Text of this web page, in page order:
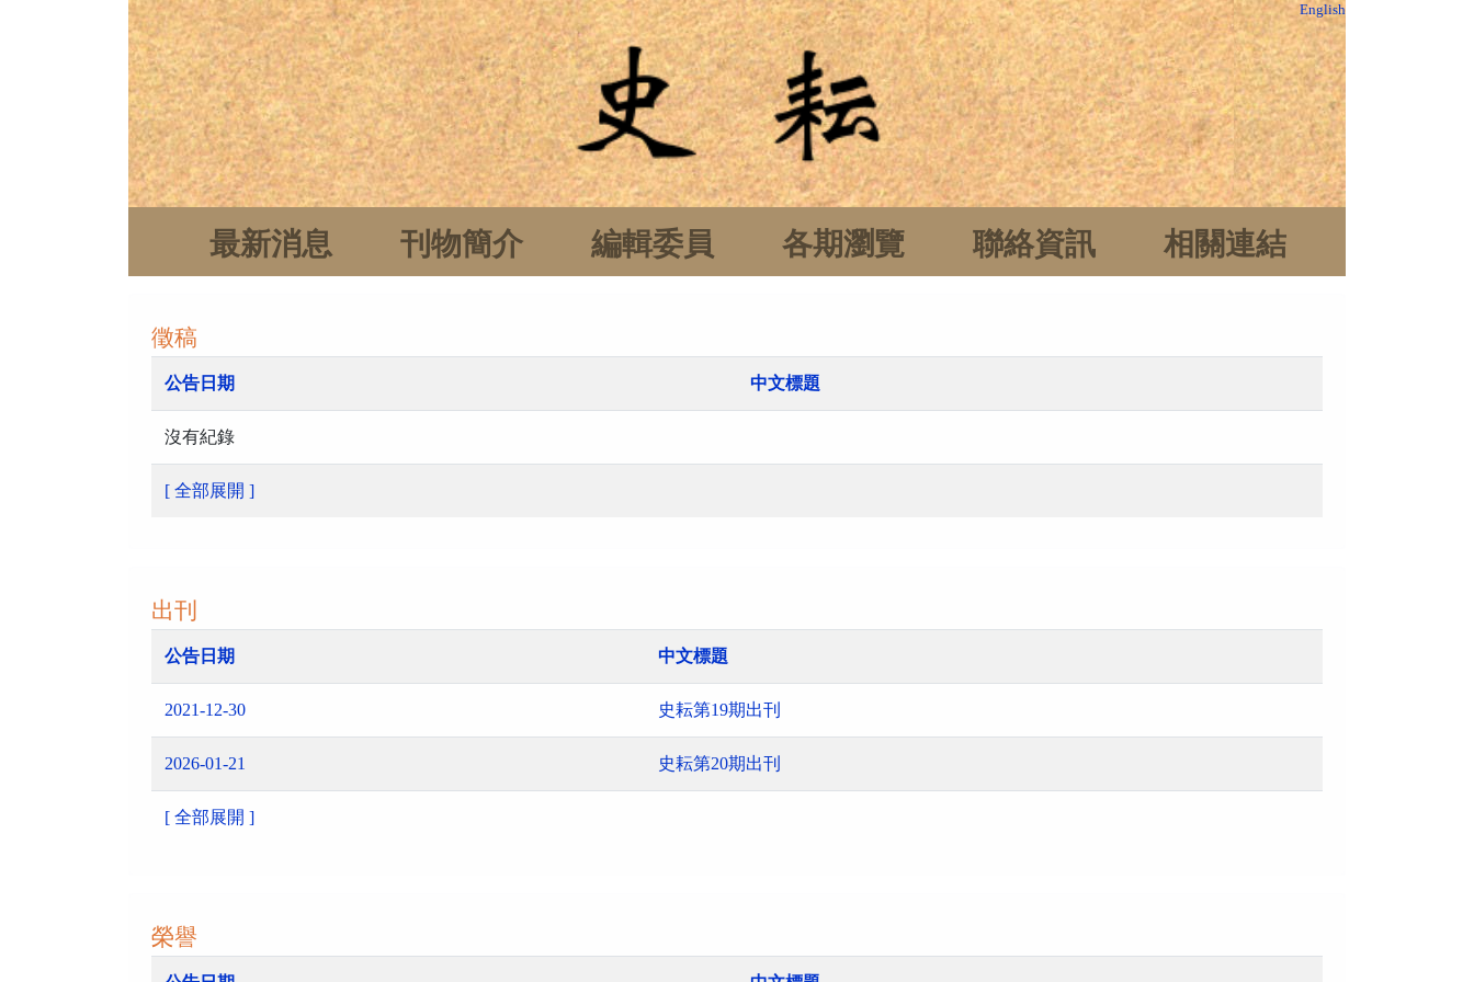
English
最新消息 刊物簡介 編輯委員 各期瀏覽 聯絡資訊 相關連結
徵稿
公告日期 中文標題
沒有紀錄
[ 全部展開 ]
出刊
公告日期 中文標題
2021-12-30 史耘第19期出刊
2026-01-21 史耘第20期出刊
[ 全部展開 ]
榮譽